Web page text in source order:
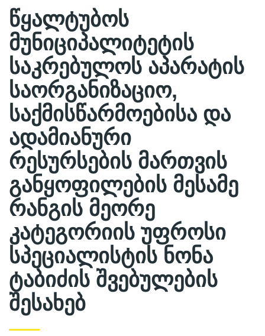
წყალტუბოს
მუნიციპალიტეტის
საკრებულოს აპარატის
საორგანიზაციო,
საქმისწარმოებისა და
ადამიანური
რესურსების მართვის
განყოფილების მესამე
რანგის მეორე
კატეგორიის უფროსი
სპეციალისტის ნონა
ტაბიძის შვებულების
შესახებ